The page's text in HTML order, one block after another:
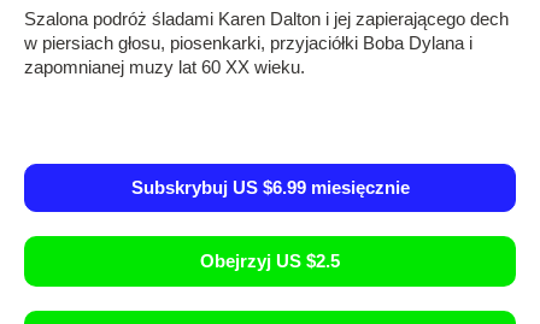
Szalona podróż śladami Karen Dalton i jej zapierającego dech
w piersiach głosu, piosenkarki, przyjaciółki Boba Dylana i
zapomnianej muzy lat 60 XX wieku.
Subskrybuj US $6.99 miesięcznie
Obejrzyj US $2.5